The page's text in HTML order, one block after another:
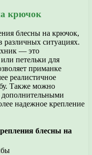
крючок
блесны на крючок,
ситуациях.
— это
петельки для
приманке
реалистичное
Также можно
дополнительными
надежное крепление
блесны на